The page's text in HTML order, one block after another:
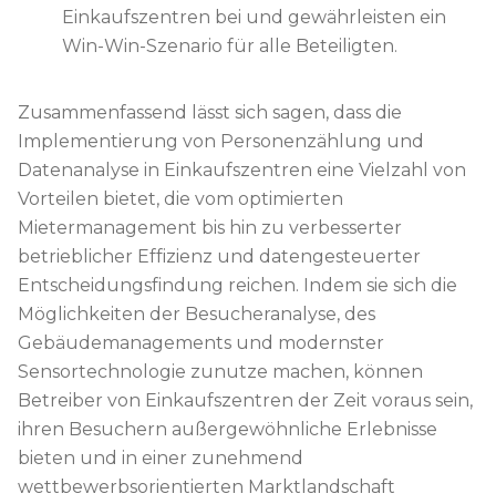
Einkaufszentren bei und gewährleisten ein
Win-Win-Szenario für alle Beteiligten.
Zusammenfassend lässt sich sagen, dass die
Implementierung von Personenzählung und
Datenanalyse in Einkaufszentren eine Vielzahl von
Vorteilen bietet, die vom optimierten
Mietermanagement bis hin zu verbesserter
betrieblicher Effizienz und datengesteuerter
Entscheidungsfindung reichen. Indem sie sich die
Möglichkeiten der Besucheranalyse, des
Gebäudemanagements und modernster
Sensortechnologie zunutze machen, können
Betreiber von Einkaufszentren der Zeit voraus sein,
ihren Besuchern außergewöhnliche Erlebnisse
bieten und in einer zunehmend
wettbewerbsorientierten Marktlandschaft